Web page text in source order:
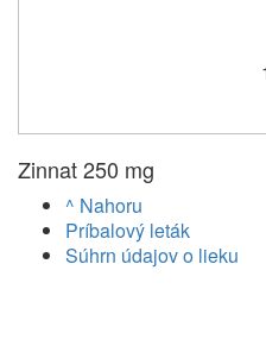
Zinnat 250 mg
^ Nahoru
Príbalový leták
Súhrn údajov o lieku